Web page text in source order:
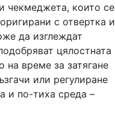
чекмеджета, които се
с отвертка и
да изглеждат
цялостната
време за затягане
или регулиране
и по-тиха среда –